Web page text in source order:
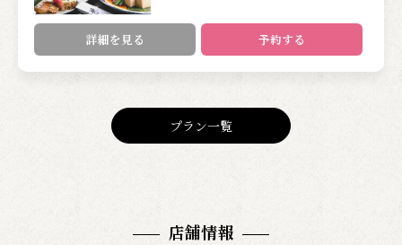
詳細を見る 予約する
プラン一覧
店舗情報